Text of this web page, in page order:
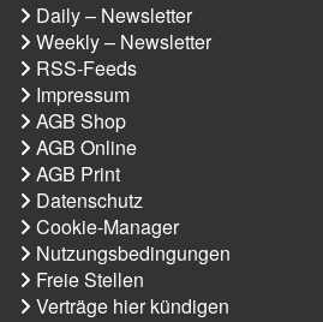
Daily – Newsletter
Weekly – Newsletter
RSS-Feeds
Impressum
AGB Shop
AGB Online
AGB Print
Datenschutz
Cookie-Manager
Nutzungsbedingungen
Freie Stellen
Verträge hier kündigen